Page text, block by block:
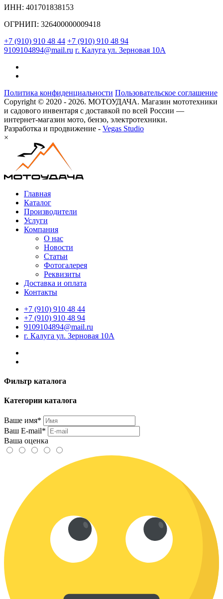
ИНН: 401701838153
ОГРНИП: 326400000009418
+7 (910) 910 48 44 +7 (910) 910 48 94
9109104894@mail.ru г. Калуга ул. Зерновая 10А
Политика конфиденциальности Пользовательское соглашение
Copyright © 2020 - 2026. МОТОУДАЧА. Магазин мототехники
и садового инвентаря с доставкой по всей России —
интернет-магазин мото, бензо, электротехники.
Разработка и продвижение - Vegas Studio
×
Главная
Каталог
Производители
Услуги
Компания
О нас
Новости
Статьи
Фотогалерея
Реквизиты
Доставка и оплата
Контакты
+7 (910) 910 48 44
+7 (910) 910 48 94
9109104894@mail.ru
г. Калуга ул. Зерновая 10А
Фильтр каталога
Категории каталога
Ваше имя*
Ваш E-mail*
Ваша оценка